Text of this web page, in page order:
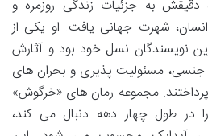
به جزئیات زندگی روزمره و
شهرت جهانی یافت. او یکی از
نویسندگان نسل خود بود و آثارش
جنسی، مسئولیت پذیری و بحران های
مجموعه رمان های «خرگوش»
در طول چهار دهه دنبال می کند،